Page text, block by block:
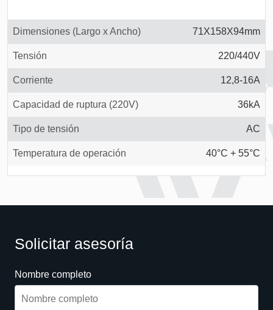
Dimensiones (Largo x Ancho) 71X158X94mm
Tensión 220/440V
Corriente 12,8-16A
Capacidad de ruptura (220V) 36kA
Tipo de tensión AC
Temperatura de operación 40°C + 55°C
Solicitar asesoría
Nombre completo